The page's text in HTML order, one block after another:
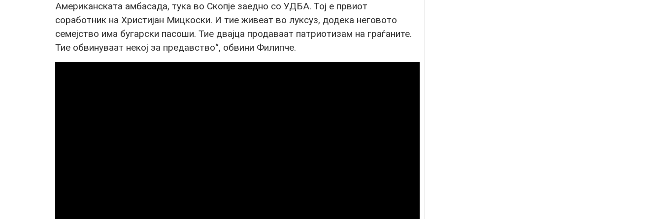
Американската амбасада, тука во Скопје заедно со УДБА. Тој е првиот
соработник на Христијан Мицкоски. И тие живеат во луксуз, додека неговото
семејство има бугарски пасоши. Тие двајца продаваат патриотизам на граѓаните.
Тие обвинуваат некој за предавство“, обвини Филипче.